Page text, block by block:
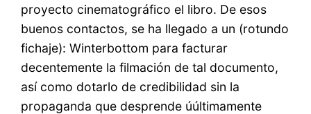
proyecto cinematográfico el libro. De esos
buenos contactos, se ha llegado a un (rotundo
fichaje): Winterbottom para facturar
decentemente la filmación de tal documento,
así como dotarlo de credibilidad sin la
propaganda que desprende úúltimamente